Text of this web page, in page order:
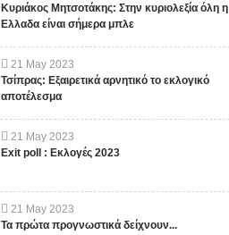
Κυριάκος Μητσοτάκης: Στην κυριολεξία όλη η
Ελλαδα είναι σήμερα μπλε
21 May 2023
Τσίπρας: Εξαιρετικά αρνητικό το εκλογικό
αποτέλεσμα
21 May 2023
Exit poll : Εκλογές 2023
21 May 2023
Τα πρώτα προγνωστικά δείχνουν...